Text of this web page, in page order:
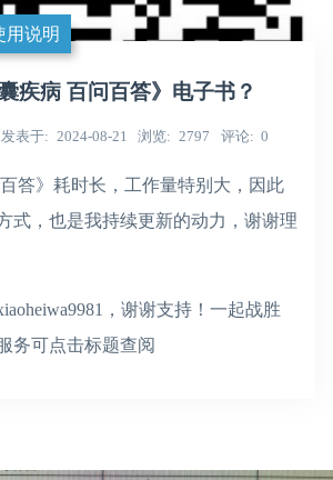
用说明
疾病 百问百答》电子书？
发表于 2024-08-21 浏览 2797 评论 0
百答》耗时长，工作量特别大，因此
式，也是我持续更新的动力，谢谢理
，谢谢支持！一起战胜
务可点击标题查阅